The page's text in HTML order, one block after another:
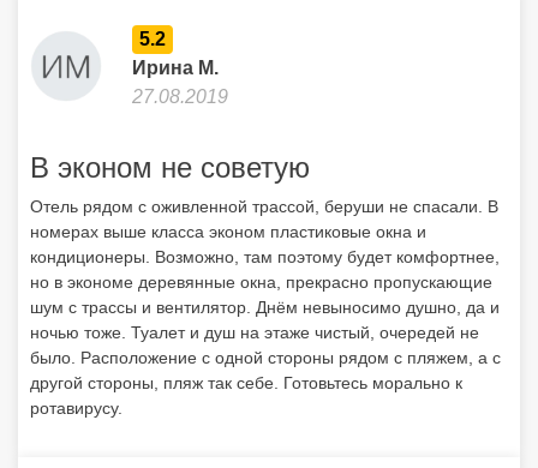
5.2
Ирина М.
27.08.2019
В эконом не советую
Отель рядом с оживленной трассой, беруши не спасали. В
номерах выше класса эконом пластиковые окна и
кондиционеры. Возможно, там поэтому будет комфортнее,
но в экономе деревянные окна, прекрасно пропускающие
шум с трассы и вентилятор. Днём невыносимо душно, да и
ночью тоже. Туалет и душ на этаже чистый, очередей не
было. Расположение с одной стороны рядом с пляжем, а с
другой стороны, пляж так себе. Готовьтесь морально к
ротавирусу.